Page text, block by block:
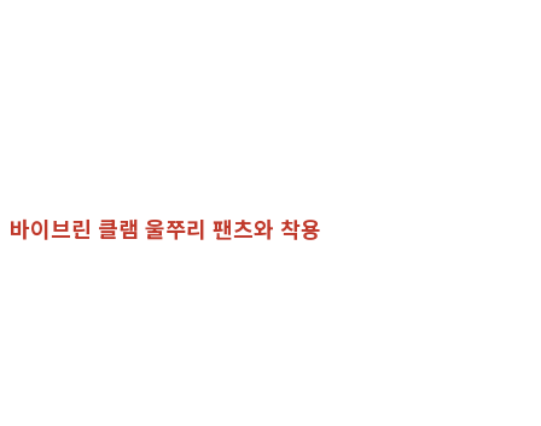
바이브린 클램 울쭈리 팬츠와 착용